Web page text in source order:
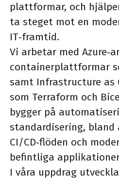
plattformar, och
ta steget mot en
IT‑framtid.
Vi arbetar med
containerplattformar
samt Infrastructure as
som Terraform och
bygger på
standardisering, bland
CI/CD‑flöden och
befintliga
I våra uppdrag